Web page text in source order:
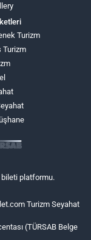
Turizm
Turizm
platformu.
Turizm Seyahat
(TÜRSAB Belge